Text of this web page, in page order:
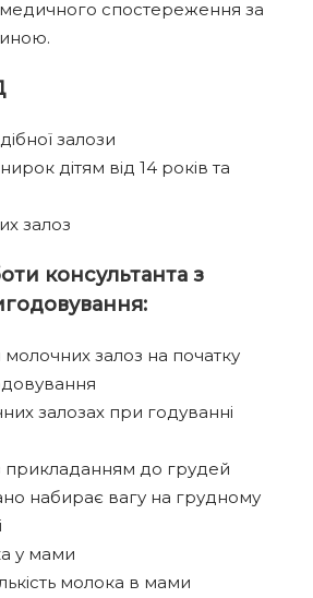
спостереження за
залози
дітям від 14 років та
залоз
консультанта з
залоз на початку
залозах при годуванні
до грудей
набирає вагу на грудному
у мами
молока в мами